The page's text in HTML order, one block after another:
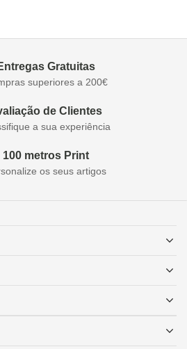
Gratuitas
superiores a 200€
de Clientes
a sua experiência
100 metros Print
os seus artigos